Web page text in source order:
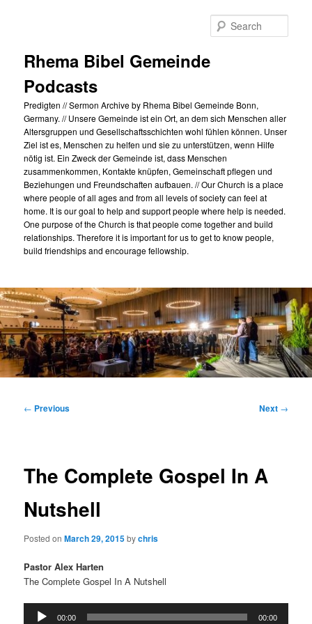
Rhema Bibel Gemeinde
Podcasts
Predigten // Sermon Archive by Rhema Bibel Gemeinde Bonn,
Germany. // Unsere Gemeinde ist ein Ort, an dem sich Menschen aller
Altersgruppen und Gesellschaftsschichten wohl fühlen können. Unser
Ziel ist es, Menschen zu helfen und sie zu unterstützen, wenn Hilfe
nötig ist. Ein Zweck der Gemeinde ist, dass Menschen
zusammenkommen, Kontakte knüpfen, Gemeinschaft pflegen und
Beziehungen und Freundschaften aufbauen. // Our Church is a place
where people of all ages and from all levels of society can feel at
home. It is our goal to help and support people where help is needed.
One purpose of the Church is that people come together and build
relationships. Therefore it is important for us to get to know people,
build friendships and encourage fellowship.
Post
← Previous Next →
The Complete Gospel In A
Nutshell
Posted onMarch 29, 2015bychris
Pastor Alex Harten
The Complete Gospel In A Nutshell
Audio
00:00 00:00